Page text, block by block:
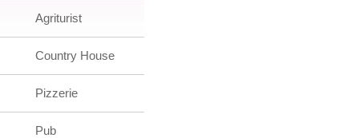
Agriturist
Country House
Pizzerie
Pub